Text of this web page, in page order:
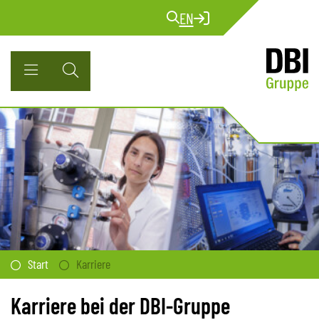
EN
Start Karriere
Karriere bei der DBI-Gruppe